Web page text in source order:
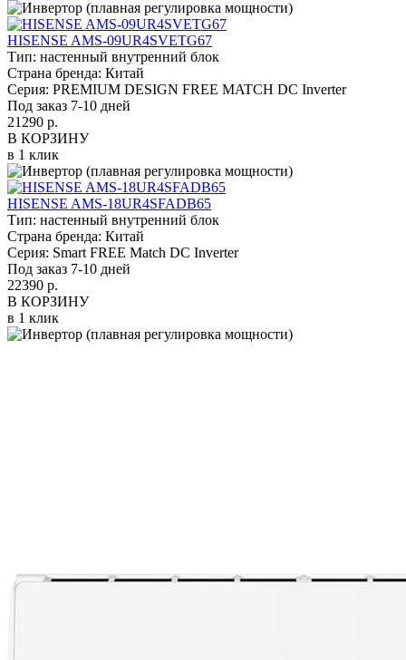
HISENSE AMS-09UR4SVETG67
Тип: настенный внутренний блок
Страна бренда: Китай
Серия: PREMIUM DESIGN FREE MATCH DC Inverter
Под заказ 7-10 дней
21290 р.
В КОРЗИНУ
в 1 клик
HISENSE AMS-18UR4SFADB65
Тип: настенный внутренний блок
Страна бренда: Китай
Серия: Smart FREE Match DC Inverter
Под заказ 7-10 дней
22390 р.
В КОРЗИНУ
в 1 клик